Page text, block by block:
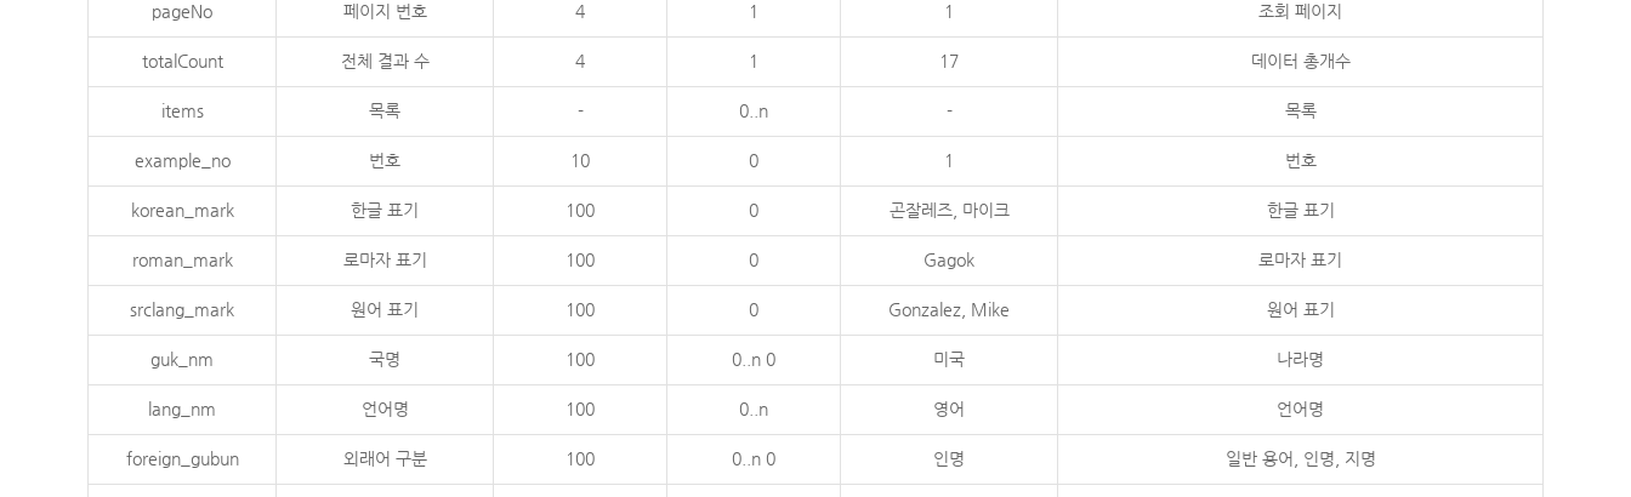
pageNo 페이지 번호 4 1 1 조회 페이지
totalCount 전체 결과 수 4 1 17 데이터 총개수
items 목록 - 0..n - 목록
example_no 번호 10 0 1 번호
korean_mark 한글 표기 100 0 곤잘레즈, 마이크 한글 표기
roman_mark 로마자 표기 100 0 Gagok 로마자 표기
srclang_mark 원어 표기 100 0 Gonzalez, Mike 원어 표기
guk_nm 국명 100 0..n 0 미국 나라명
lang_nm 언어명 100 0..n 영어 언어명
foreign_gubun 외래어 구분 100 0..n 0 인명 일반 용어, 인명, 지명